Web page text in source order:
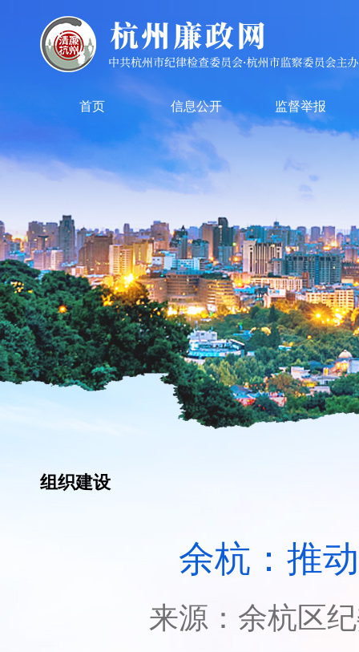
首页 信息公开 监督举报
组织建设
余杭：推
来源： 余杭区